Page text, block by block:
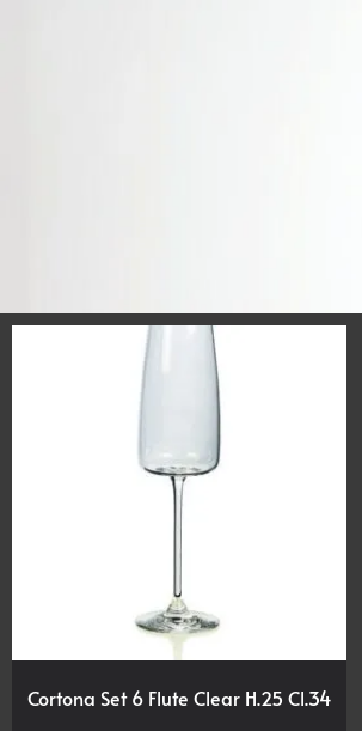
Cortona Set 6 Flute Clear H.25 Cl.34